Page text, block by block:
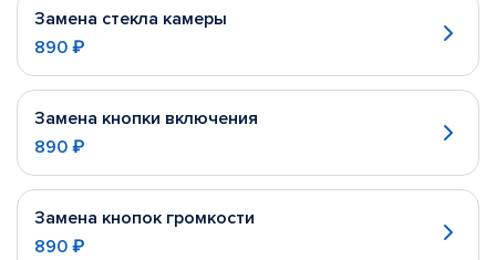
Замена стекла камеры
890 ₽
Замена кнопки включения
890 ₽
Замена кнопок громкости
890 ₽